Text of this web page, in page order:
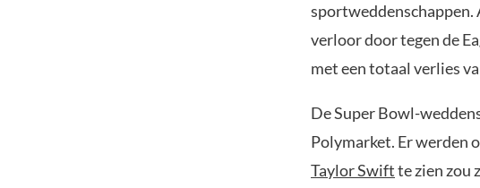
sportweddenschappen.
verloor door tegen de
met een totaal verlies
De Super Bowl-
Polymarket. Er werden
Taylor Swiftte zien zou